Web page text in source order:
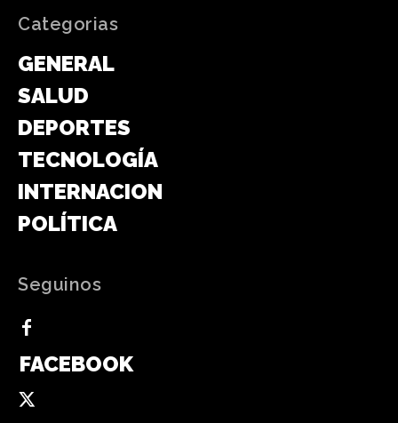
Categorias
GENERAL
SALUD
DEPORTES
TECNOLOGÍA
INTERNACIONAL
POLÍTICA
Seguinos
FACEBOOK